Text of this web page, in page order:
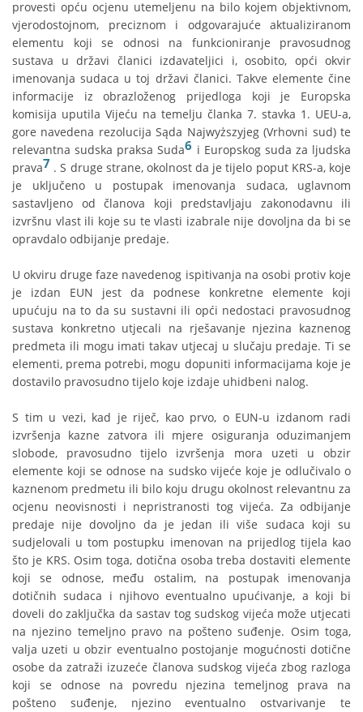
provesti opću ocjenu utemeljenu na bilo kojem objektivnom,
vjerodostojnom, preciznom i odgovarajuće aktualiziranom
elementu koji se odnosi na funkcioniranje pravosudnog
sustava u državi članici izdavateljici i, osobito, opći okvir
imenovanja sudaca u toj državi članici. Takve elemente čine
informacije iz obrazloženog prijedloga koji je Europska
komisija uputila Vijeću na temelju članka 7. stavka 1. UEU-a,
gore navedena rezolucija Sąda Najwyższyjeg (Vrhovni sud) te
relevantna sudska praksa Suda6 i Europskog suda za ljudska
prava7 . S druge strane, okolnost da je tijelo poput KRS-a, koje
je uključeno u postupak imenovanja sudaca, uglavnom
sastavljeno od članova koji predstavljaju zakonodavnu ili
izvršnu vlast ili koje su te vlasti izabrale nije dovoljna da bi se
opravdalo odbijanje predaje.
U okviru druge faze navedenog ispitivanja na osobi protiv koje
je izdan EUN jest da podnese konkretne elemente koji
upućuju na to da su sustavni ili opći nedostaci pravosudnog
sustava konkretno utjecali na rješavanje njezina kaznenog
predmeta ili mogu imati takav utjecaj u slučaju predaje. Ti se
elementi, prema potrebi, mogu dopuniti informacijama koje je
dostavilo pravosudno tijelo koje izdaje uhidbeni nalog.
S tim u vezi, kad je riječ, kao prvo, o EUN-u izdanom radi
izvršenja kazne zatvora ili mjere osiguranja oduzimanjem
slobode, pravosudno tijelo izvršenja mora uzeti u obzir
elemente koji se odnose na sudsko vijeće koje je odlučivalo o
kaznenom predmetu ili bilo koju drugu okolnost relevantnu za
ocjenu neovisnosti i nepristranosti tog vijeća. Za odbijanje
predaje nije dovoljno da je jedan ili više sudaca koji su
sudjelovali u tom postupku imenovan na prijedlog tijela kao
što je KRS. Osim toga, dotična osoba treba dostaviti elemente
koji se odnose, među ostalim, na postupak imenovanja
dotičnih sudaca i njihovo eventualno upućivanje, a koji bi
doveli do zaključka da sastav tog sudskog vijeća može utjecati
na njezino temeljno pravo na pošteno suđenje. Osim toga,
valja uzeti u obzir eventualno postojanje mogućnosti dotične
osobe da zatraži izuzeće članova sudskog vijeća zbog razloga
koji se odnose na povredu njezina temeljnog prava na
pošteno suđenje, njezino eventualno ostvarivanje te